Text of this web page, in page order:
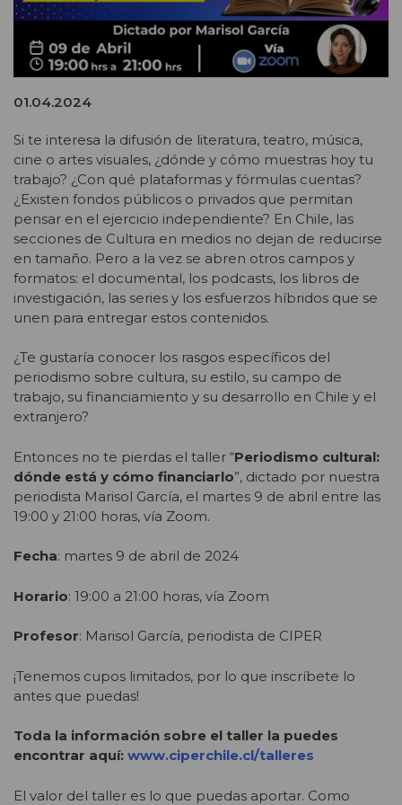
01.04.2024
Si te interesa la difusión de literatura, teatro, música,
cine o artes visuales, ¿dónde y cómo muestras hoy tu
trabajo? ¿Con qué plataformas y fórmulas cuentas?
¿Existen fondos públicos o privados que permitan
pensar en el ejercicio independiente? En Chile, las
secciones de Cultura en medios no dejan de reducirse
en tamaño. Pero a la vez se abren otros campos y
formatos: el documental, los podcasts, los libros de
investigación, las series y los esfuerzos híbridos que se
unen para entregar estos contenidos.
¿Te gustaría conocer los rasgos específicos del
periodismo sobre cultura, su estilo, su campo de
trabajo, su financiamiento y su desarrollo en Chile y el
extranjero?
Entonces no te pierdas el taller “Periodismo cultural:
dónde está y cómo financiarlo”, dictado por nuestra
periodista Marisol García, el martes 9 de abril entre las
19:00 y 21:00 horas, vía Zoom.
Fecha: martes 9 de abril de 2024
Horario: 19:00 a 21:00 horas, vía Zoom
Profesor: Marisol García, periodista de CIPER
¡Tenemos cupos limitados, por lo que inscríbete lo
antes que puedas!
Toda la información sobre el taller la puedes
encontrar aquí: www.ciperchile.cl/talleres
El valor del taller es lo que puedas aportar. Como